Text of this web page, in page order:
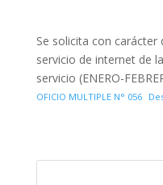
Se solicita con
servicio de internet de
servicio (ENERO-
OFICIO MULTIPLE N° 056